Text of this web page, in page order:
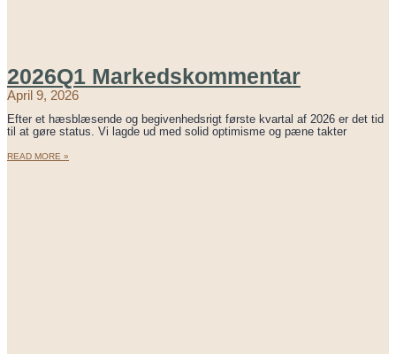
2026Q1 Markedskommentar
April 9, 2026
Efter et hæsblæsende og begivenhedsrigt første kvartal af 2026 er det tid
til at gøre status. Vi lagde ud med solid optimisme og pæne takter
READ MORE »